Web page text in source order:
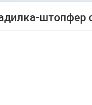
штопфер